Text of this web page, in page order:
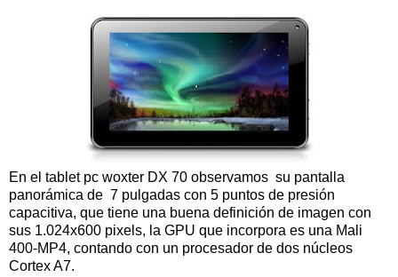
En el tablet pc woxter DX 70 observamos su pantalla
panorámica de 7 pulgadas con 5 puntos de presión
capacitiva, que tiene una buena definición de imagen con
sus 1.024x600 pixels, la GPU que incorpora es una Mali
400-MP4, contando con un procesador de dos núcleos
Cortex A7.